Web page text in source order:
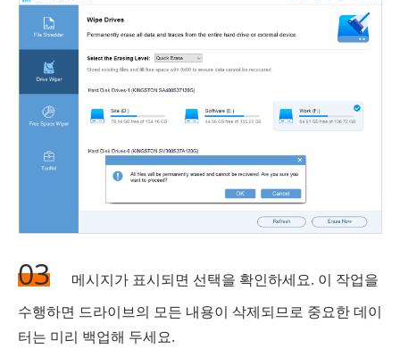
03
메시지가 표시되면 선택을 확인하세요. 이 작업을
수행하면 드라이브의 모든 내용이 삭제되므로 중요한 데이
터는 미리 백업해 두세요.